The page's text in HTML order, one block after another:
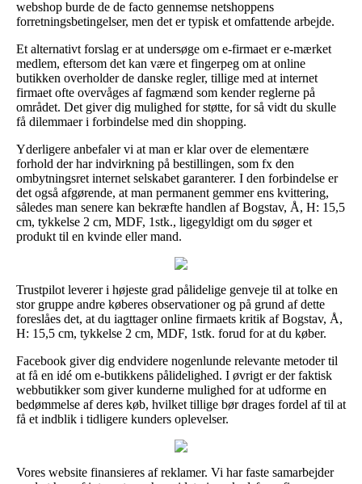
webshop burde de de facto gennemse netshoppens
forretningsbetingelser, men det er typisk et omfattende arbejde.
Et alternativt forslag er at undersøge om e-firmaet er e-mærket
medlem, eftersom det kan være et fingerpeg om at online
butikken overholder de danske regler, tillige med at internet
firmaet ofte overvåges af fagmænd som kender reglerne på
området. Det giver dig mulighed for støtte, for så vidt du skulle
få dilemmaer i forbindelse med din shopping.
Yderligere anbefaler vi at man er klar over de elementære
forhold der har indvirkning på bestillingen, som fx den
ombytningsret internet selskabet garanterer. I den forbindelse er
det også afgørende, at man permanent gemmer ens kvittering,
således man senere kan bekræfte handlen af Bogstav, Å, H: 15,5
cm, tykkelse 2 cm, MDF, 1stk., ligegyldigt om du søger et
produkt til en kvinde eller mand.
Trustpilot leverer i højeste grad pålidelige genveje til at tolke en
stor gruppe andre køberes observationer og på grund af dette
foreslåes det, at du iagttager online firmaets kritik af Bogstav, Å,
H: 15,5 cm, tykkelse 2 cm, MDF, 1stk. forud for at du køber.
Facebook giver dig endvidere nogenlunde relevante metoder til
at få en idé om e-butikkens pålidelighed. I øvrigt er der faktisk
webbutikker som giver kunderne mulighed for at udforme en
bedømmelse af deres køb, hvilket tillige bør drages fordel af til at
få et indblik i tidligere kunders oplevelser.
Vores website finansieres af reklamer. Vi har faste samarbejder